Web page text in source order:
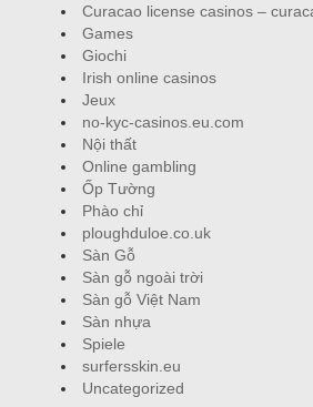
Curacao license casinos –
Games
Giochi
Irish online casinos
Jeux
no-kyc-casinos.eu.com
Nội thất
Online gambling
Ốp Tường
Phào chỉ
ploughduloe.co.uk
Sàn Gỗ
Sàn gỗ ngoài trời
Sàn gỗ Việt Nam
Sàn nhựa
Spiele
surfersskin.eu
Uncategorized